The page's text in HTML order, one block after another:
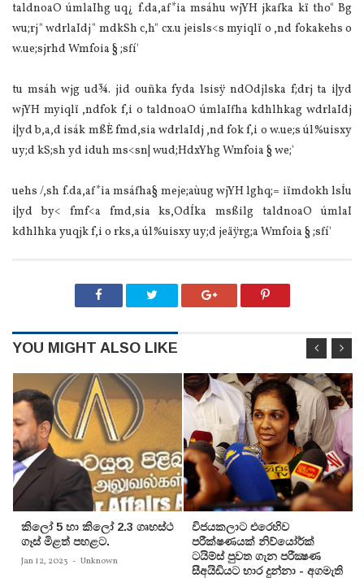
taldnoaO úmla‍Ihg uq¿ f.da,af*ia‌ msáhu wjYH jkafka kï tho" Bg
wu;rj" wdrla‍Idj" mdkSh c,h" cx.u jeisls<s myiqlï o ,nd fokakehs o
w.ue;sjrhd Wmfoia‌ § ;sfí'
tu msáh wjg ud¾. jid ouñka fyda lsisÿ ndOdjlska f;drj ta i|yd
wjYH myiqlï ,ndfok f,i o taldnoaO úmla‍Ifha kdhlhkag wdrla‍Idj
i|yd b,a,d isák mßÈ fmd,sia‌ wdrla‍Idj ,nd fok f,i o w.ue;s úl%uisxy
uy;d kS;sh yd iduh ms<sn| wud;HdxYhg Wmfoia‌ § we;'
uehs /,sh f.da,af*ia‌ msáfha§ meje;aùug wjYH lghq;= iïmdokh lsÍu
i|yd by< fmf<a fmd,sia‌ ks,OdÍka msßilg taldnoaO úmla‍I
kdhlhka yuqjk f,i o rks,a úl%uisxy uy;d jeäÿrg;a Wmfoia‌ § ;sfí'
YOU MIGHT ALSO LIKE
කිලෝ 5 හා කිලෝ 2.3 ගෘහස්ථ
ගෑස් මිළත් පහළට.
Jan 12, 2023 - Unknown
විජයකලාට එරෙහිව
පරීක්‌ෂණයක්‌ නිව්යෝර්ක්‌
ටයිම්ස්‌ පුවත ගැන පරීක්‍ෂණ
සීඅයිඩියට භාර දුන්නා - අගමැති